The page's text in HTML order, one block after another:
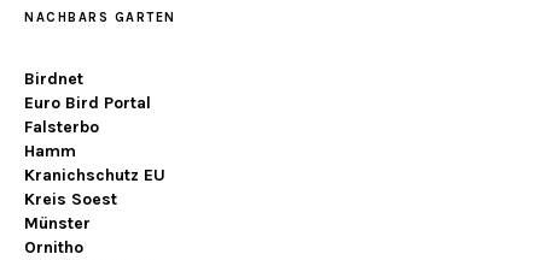
NACHBARS GARTEN
Birdnet
Euro Bird Portal
Falsterbo
Hamm
Kranichschutz EU
Kreis Soest
Münster
Ornitho